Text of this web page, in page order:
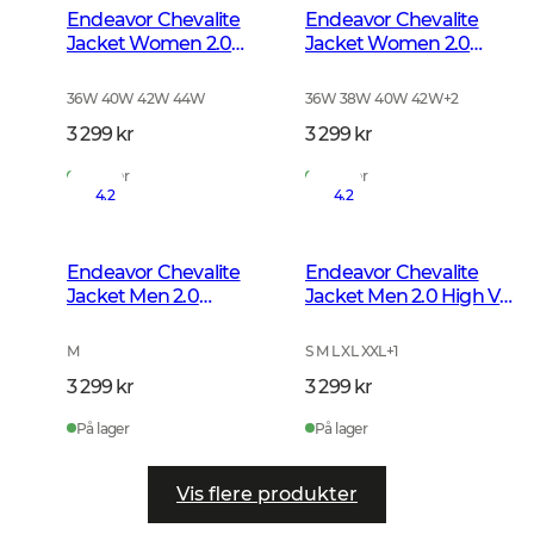
Endeavor Chevalite
Jacket Women 2.0
36W 40W 42W 44W
3 299 kr
På lager
Endeavor Chevalite
Jacket Women 2.0
36W 38W 40W 42W+2
3 299 kr
På lager
4.2
Endeavor Chevalite
Jacket Men 2.0
M
3 299 kr
På lager
4.2
Endeavor Chevalite
Jacket Men 2.0 High Vis
S M L XL XXL+1
3 299 kr
På lager
Vis flere produkter